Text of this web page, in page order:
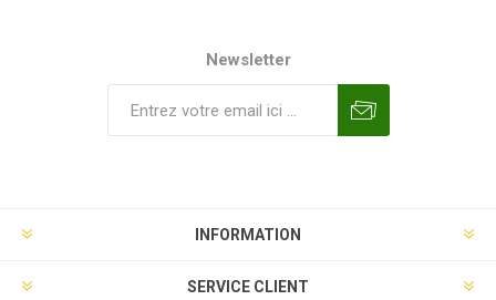
Newsletter
INFORMATION
SERVICE CLIENT